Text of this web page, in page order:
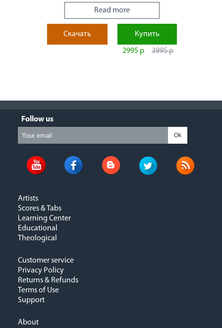
Read more
Скачать Купить
2995 р 3995 р
Artists
Scores & Tabs
Learning Center
Educational
Theological
Customer service
Privacy Policy
Returns & Refunds
Terms of Use
Support
About
Follow us
Ok